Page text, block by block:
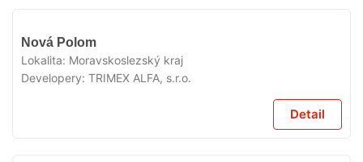
Nová Polom
Lokalita: Moravskoslezský kraj
Developery: TRIMEX ALFA, s.r.o.
Detail